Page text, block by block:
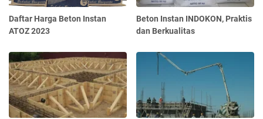
Daftar Harga Beton Instan
ATOZ 2023
Beton Instan INDOKON, Praktis
dan Berkualitas